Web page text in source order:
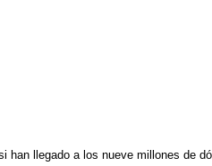
han llegado a los nueve millones de